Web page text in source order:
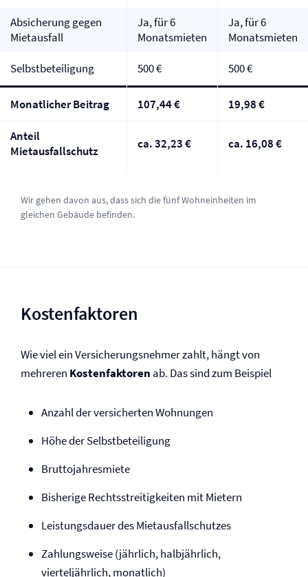
Absicherung gegen
Mietausfall
Ja, für 6
Monatsmieten
Ja, für 6
Monatsmieten
Selbst­beteiligung 500 € 500 €
Monatlicher Beitrag 107,44 € 19,98 €
Anteil
Mietausfallschutz
ca. 32,23 € ca. 16,08 €
Wir gehen davon aus, dass sich die fünf Wohneinheiten im
gleichen Gebäude befinden.
Kostenfaktoren
Wie viel ein Versicherungsnehmer zahlt, hängt von
mehreren Kostenfaktoren ab. Das sind zum Beispiel
Anzahl der versicherten Wohnungen
Höhe der Selbst­beteiligung
Bruttojahresmiete
Bisherige Rechtsstreitigkeiten mit Mietern
Leistungsdauer des Mietausfallschutzes
Zahlungsweise (jährlich, halbjährlich,
vierteljährlich, monatlich)